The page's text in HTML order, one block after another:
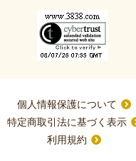
個人情報保護について
特定商取引法に基づく表示
利用規約